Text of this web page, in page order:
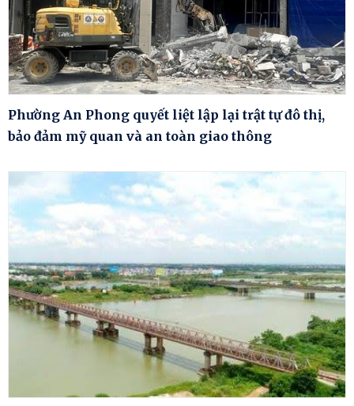
Phường An Phong quyết liệt lập lại trật tự đô thị,
bảo đảm mỹ quan và an toàn giao thông